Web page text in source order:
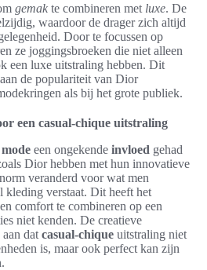
gemak te combineren met luxe. De
waardoor de drager zich altijd
Door te focussen op
ze joggingsbroeken die niet alleen
een luxe uitstraling hebben. Dit
de populariteit van Dior
als bij het grote publiek.
een casual-chique uitstraling
een ongekende invloed gehad
Dior hebben met hun innovatieve
veranderd voor wat men
kleding verstaat. Dit heeft het
comfort te combineren op een
niet kenden. De creatieve
dat casual-chique uitstraling niet
is, maar ook perfect kan zijn